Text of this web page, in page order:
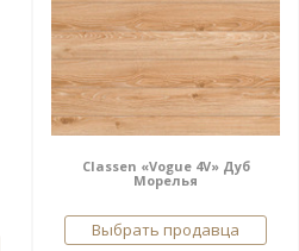
Classen «Vogue 4V» Дуб
Морелья
Выбрать продавца